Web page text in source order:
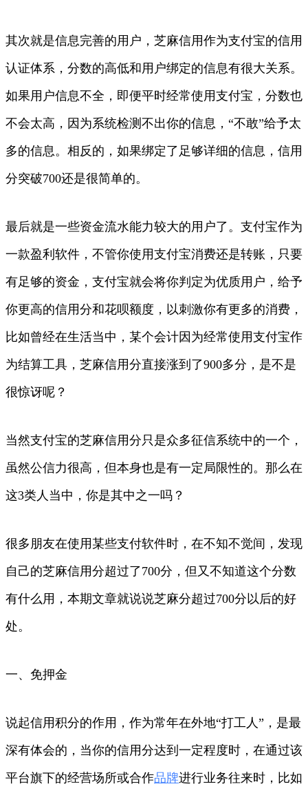
其次就是信息完善的用户，芝麻信用作为支付宝的信用
认证体系，分数的高低和用户绑定的信息有很大关系。
如果用户信息不全，即便平时经常使用支付宝，分数也
不会太高，因为系统检测不出你的信息，“不敢”给予太
多的信息。相反的，如果绑定了足够详细的信息，信用
分突破700还是很简单的。
最后就是一些资金流水能力较大的用户了。支付宝作为
一款盈利软件，不管你使用支付宝消费还是转账，只要
有足够的资金，支付宝就会将你判定为优质用户，给予
你更高的信用分和花呗额度，以刺激你有更多的消费，
比如曾经在生活当中，某个会计因为经常使用支付宝作
为结算工具，芝麻信用分直接涨到了900多分，是不是
很惊讶呢？
当然支付宝的芝麻信用分只是众多征信系统中的一个，
虽然公信力很高，但本身也是有一定局限性的。那么在
这3类人当中，你是其中之一吗？
很多朋友在使用某些支付软件时，在不知不觉间，发现
自己的芝麻信用分超过了700分，但又不知道这个分数
有什么用，本期文章就说说芝麻分超过700分以后的好
处。
一、免押金
说起信用积分的作用，作为常年在外地“打工人”，是最
深有体会的，当你的信用分达到一定程度时，在通过该
平台旗下的经营场所或合作品牌进行业务往来时，比如